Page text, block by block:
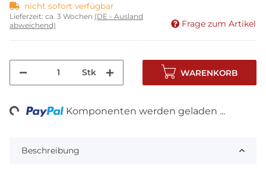
nicht sofort verfügbar
Lieferzeit: ca. 3 Wochen (DE - Ausland
abweichend)
Frage zum Artikel
Stk WARENKORB
Komponenten werden geladen ...
Beschreibung